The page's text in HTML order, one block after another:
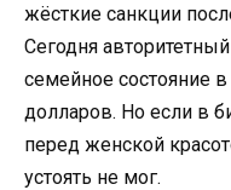
жёсткие санкции
Сегодня
семейное состояние
долларов. Но если в
перед женской
устоять не мог.